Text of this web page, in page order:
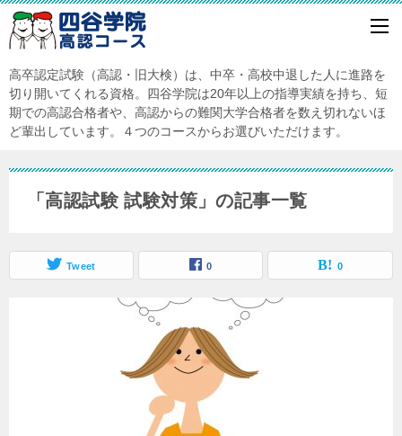
高卒認定試験（高認・旧大検）は、中卒・高校中退した人に進路を
切り開いてくれる資格。四谷学院は20年以上の指導実績を持ち、短
期での高認合格者や、高認からの難関大学合格者を数え切れないほ
ど輩出しています。４つのコースからお選びいただけます。
「高認試験 試験対策」の記事一覧
Tweet 0 0